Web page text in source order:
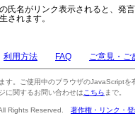
氏名がリンク表示されると、発
されます。
利用方法 FAQ ご意見・ご
す。ご使用中のブラウザのJavaScriptを
に関するお問い合わせは こちら まで。
Rights Reserved. 著作権・リンク・